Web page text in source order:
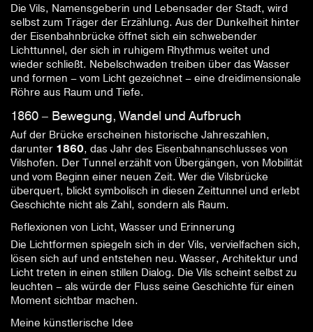
Die Vils, Namensgeberin und Lebensader der Stadt, wird
selbst zum Träger der Erzählung. Aus der Dunkelheit hinter
der Eisenbahnbrücke öffnet sich ein schwebender
Lichttunnel, der sich in ruhigem Rhythmus weitet und
wieder schließt. Nebelschwaden treiben über das Wasser
und formen – vom Licht gezeichnet – eine dreidimensionale
Röhre aus Raum und Tiefe.
1860 – Bewegung, Wandel und Aufbruch
Auf der Brücke erscheinen historische Jahreszahlen,
darunter 1860, das Jahr des Eisenbahnanschlusses von
Vilshofen. Der Tunnel erzählt von Übergängen, von Mobilität
und vom Beginn einer neuen Zeit. Wer die Vilsbrücke
überquert, blickt symbolisch in diesen Zeittunnel und erlebt
Geschichte nicht als Zahl, sondern als Raum.
Reflexionen von Licht, Wasser und Erinnerung
Die Lichtformen spiegeln sich in der Vils, vervielfachen sich,
lösen sich auf und entstehen neu. Wasser, Architektur und
Licht treten in einen stillen Dialog. Die Vils scheint selbst zu
leuchten – als würde der Fluss seine Geschichte für einen
Moment sichtbar machen.
Meine künstlerische Idee